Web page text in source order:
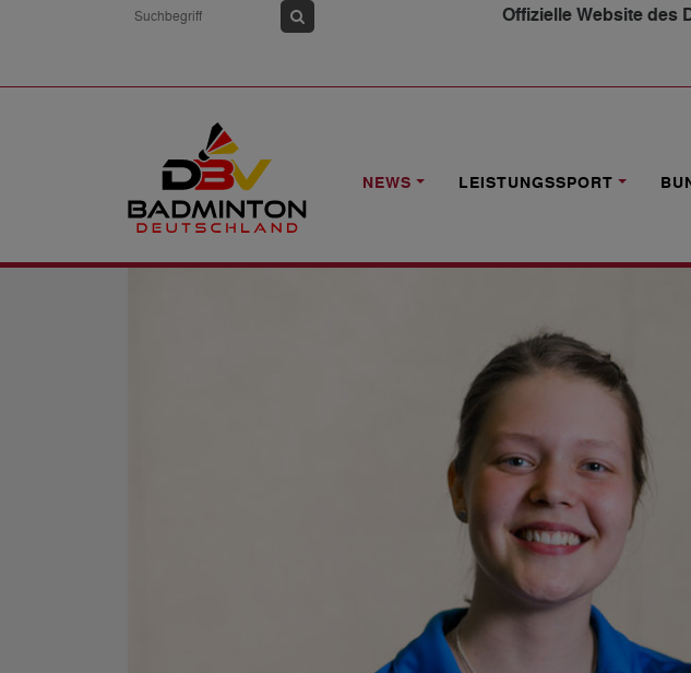
Offizielle Website des
NEWS LEISTUNGSSPORT
NEWS